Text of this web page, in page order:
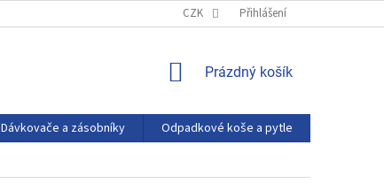
PODMÍNKY OCHRANY OSOBNÍCH ÚDAJŮ
CZK Přihlášení
NÁKUPNÍ
Prázdný košík
Dávkovače a zásobníky Odpadkové koše a pytle